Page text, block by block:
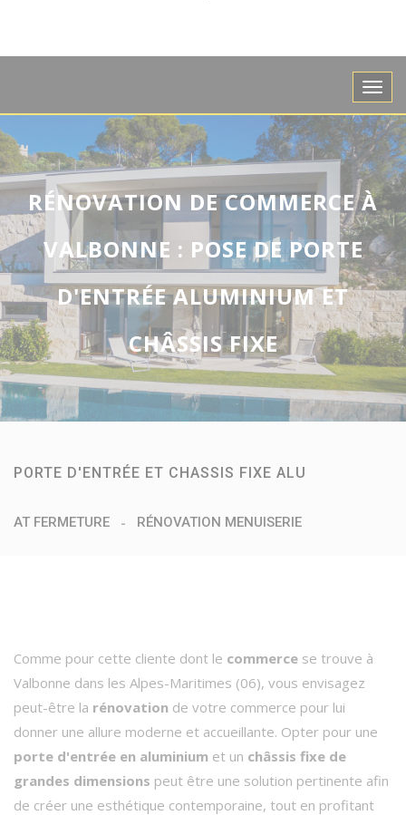
RÉNOVATION DE COMMERCE À
VALBONNE : POSE DE PORTE
D'ENTRÉE ALUMINIUM ET
CHÂSSIS FIXE
PORTE D'ENTRÉE ET CHASSIS FIXE ALU
AT FERMETURE RÉNOVATION MENUISERIE
Comme pour cette cliente dont le commerce se trouve à
Valbonne dans les Alpes-Maritimes (06), vous envisagez
peut-être la rénovation de votre commerce pour lui
donner une allure moderne et accueillante. Opter pour une
porte d'entrée en aluminium et un châssis fixe de
grandes dimensions peut être une solution pertinente afin
de créer une esthétique contemporaine, tout en profitant